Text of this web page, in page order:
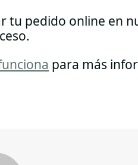
tu pedido online en
para más